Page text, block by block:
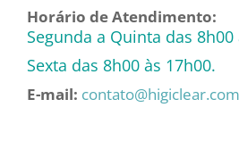
Horário de Atendimento:
Segunda a Quinta das 8h00
Sexta das 8h00 às 17h00.
E-mail: